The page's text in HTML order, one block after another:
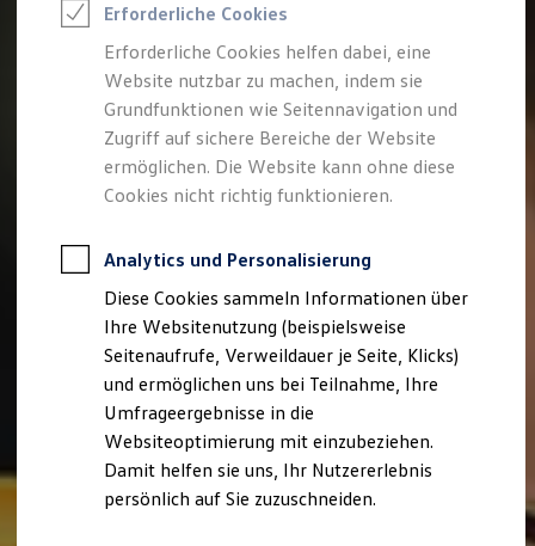
Elektroauto Leasing
Kleinwagen-Leasing
Leasing ohne Anzahlung
Finanzierung
Autokredit mit Schlussrate
Versicherungen und Garantien
Kfz-Versicherung
Restschuldversicherungen
Garantien
Professional Class bei Volkswagen
Behörden
Direktkunden
Sonderfahrzeuge
Anpfiff zum Gewinn
Elektromobilität
Elektroautos
ID. Tutorials
Elektrofahrzeugkonzepte
ID. EVERY1
Reichweite
Erforderliche Cookies
Erforderliche Cookies helfen dabei, eine
Website nutzbar zu machen, indem sie
Grundfunktionen wie Seitennavigation und
Zugriff auf sichere Bereiche der Website
ermöglichen. Die Website kann ohne diese
Cookies nicht richtig funktionieren.
Analytics und Personalisierung
Diese Cookies sammeln Informationen über
Ihre Websitenutzung (beispielsweise
Seitenaufrufe, Verweildauer je Seite, Klicks)
und ermöglichen uns bei Teilnahme, Ihre
Umfrageergebnisse in die
Websiteoptimierung mit einzubeziehen.
Damit helfen sie uns, Ihr Nutzererlebnis
persönlich auf Sie zuzuschneiden.